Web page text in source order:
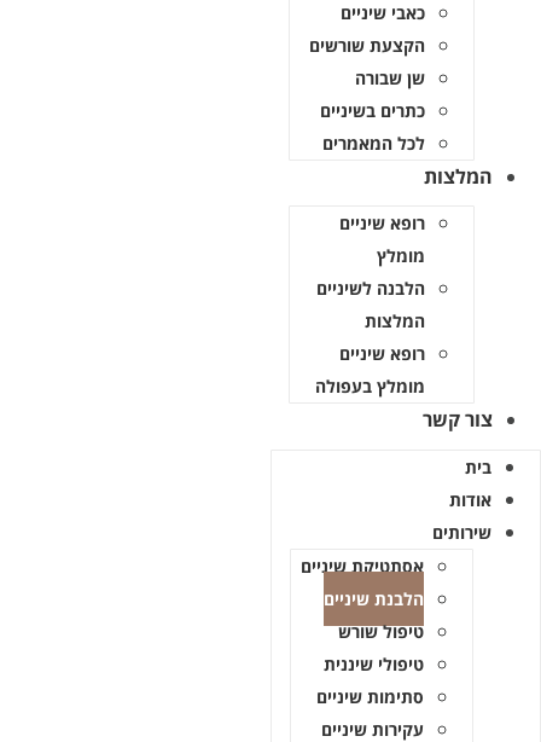
כאבי שיניים
הקצעת שורשים
שן שבורה
כתרים בשיניים
לכל המאמרים
המלצות
רופא שיניים
מומלץ
הלבנה לשיניים
המלצות
רופא שיניים
מומלץ בעפולה
צור קשר
בית
אודות
שירותים
אסתטיקת שיניים
הלבנת שיניים
טיפול שורש
טיפולי שיננית
סתימות שיניים
עקירות שיניים